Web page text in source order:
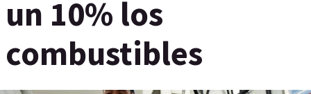
un 10% los
combustibles